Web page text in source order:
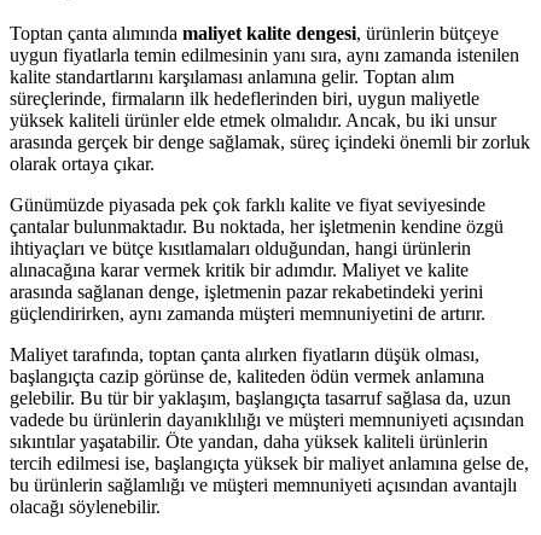
Toptan çanta alımında maliyet kalite dengesi, ürünlerin bütçeye
uygun fiyatlarla temin edilmesinin yanı sıra, aynı zamanda istenilen
kalite standartlarını karşılaması anlamına gelir. Toptan alım
süreçlerinde, firmaların ilk hedeflerinden biri, uygun maliyetle
yüksek kaliteli ürünler elde etmek olmalıdır. Ancak, bu iki unsur
arasında gerçek bir denge sağlamak, süreç içindeki önemli bir zorluk
olarak ortaya çıkar.
Günümüzde piyasada pek çok farklı kalite ve fiyat seviyesinde
çantalar bulunmaktadır. Bu noktada, her işletmenin kendine özgü
ihtiyaçları ve bütçe kısıtlamaları olduğundan, hangi ürünlerin
alınacağına karar vermek kritik bir adımdır. Maliyet ve kalite
arasında sağlanan denge, işletmenin pazar rekabetindeki yerini
güçlendirirken, aynı zamanda müşteri memnuniyetini de artırır.
Maliyet tarafında, toptan çanta alırken fiyatların düşük olması,
başlangıçta cazip görünse de, kaliteden ödün vermek anlamına
gelebilir. Bu tür bir yaklaşım, başlangıçta tasarruf sağlasa da, uzun
vadede bu ürünlerin dayanıklılığı ve müşteri memnuniyeti açısından
sıkıntılar yaşatabilir. Öte yandan, daha yüksek kaliteli ürünlerin
tercih edilmesi ise, başlangıçta yüksek bir maliyet anlamına gelse de,
bu ürünlerin sağlamlığı ve müşteri memnuniyeti açısından avantajlı
olacağı söylenebilir.